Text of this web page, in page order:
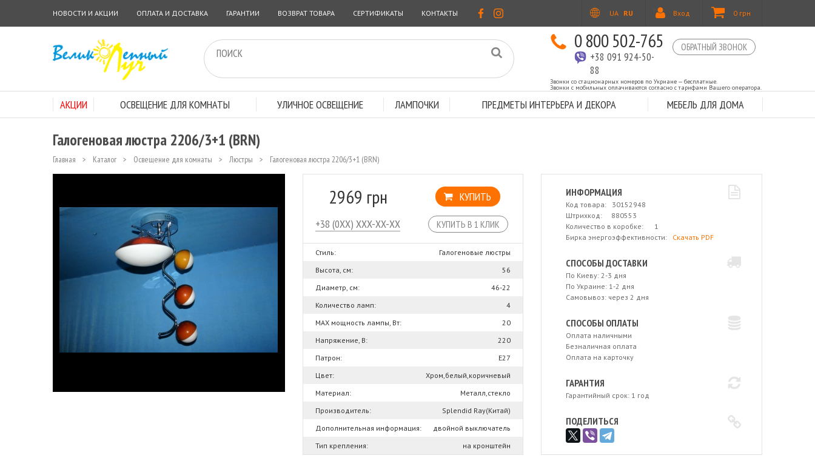
0 грн
Вход
UA RU
НОВОСТИ И АКЦИИ ОПЛАТА И ДОСТАВКА ГАРАНТИИ ВОЗВРАТ ТОВАРА СЕРТИФИКАТЫ КОНТАКТЫ
0 800 502-765 ОБРАТНЫЙ ЗВОНОК
+38 091 924-50-
88
Звонки со стационарных номеров по Укриане — бесплатные.
Звонки с мобильных оплачиваются согласно с тарифами Вашего оператора.
АКЦИИ ОСВЕЩЕНИЕ ДЛЯ КОМНАТЫ УЛИЧНОЕ ОСВЕЩЕНИЕ ЛАМПОЧКИ ПРЕДМЕТЫ ИНТЕРЬЕРА И ДЕКОРА МЕБЕЛЬ ДЛЯ ДОМА
Галогеновая люстра 2206/3+1 (BRN)
Главная > Каталог > Освещение для комнаты > Люстры > Галогеновая люстра 2206/3+1 (BRN)
2969 грн КУПИТЬ
КУПИТЬ В 1 КЛИК
Стиль:
Галогеновые люстры
Высота, см:
56
Диаметр, см:
46-22
Количество ламп:
4
MAX мощность лампы, Вт:
20
Напряжение, В:
220
Патрон:
Е27
Цвет:
Хром,белый,коричневый
Материал:
Металл,стекло
Производитель:
Splendid Ray(Китай)
Дополнительная информация:
двойной выключатель
Тип крепления:
на кронштейн
ИНФОРМАЦИЯ
Код товара: 30152948
Штрихкод: 880553
Количество в коробке: 1
Бирка энергоэффективности: Скачать PDF
СПОСОБЫ ДОСТАВКИ
По Киеву: 2-3 дня
По Украине: 1-2 дня
Самовывоз: через 2 дня
СПОСОБЫ ОПЛАТЫ
Оплата наличными
Безналичная оплата
Оплата на карточку
ГАРАНТИЯ
Гарантийный срок: 1 год
ПОДЕЛИТЬСЯ